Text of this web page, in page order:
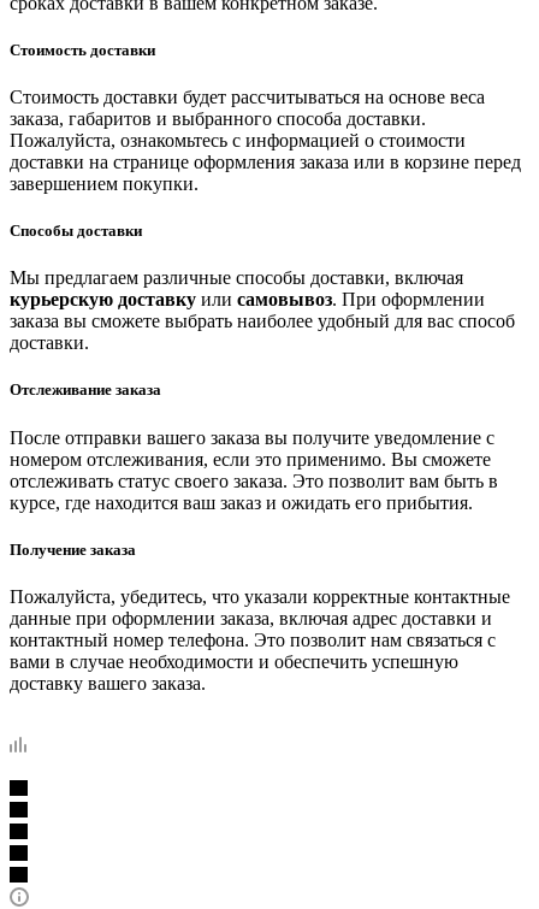
Стоимость доставки
Стоимость доставки будет рассчитываться на основе веса
заказа, габаритов и выбранного способа доставки.
Пожалуйста, ознакомьтесь с информацией о стоимости
доставки на странице оформления заказа или в корзине перед
завершением покупки.
Способы доставки
Мы предлагаем различные способы доставки, включая
курьерскую доставку или самовывоз. При оформлении
заказа вы сможете выбрать наиболее удобный для вас способ
доставки.
Отслеживание заказа
После отправки вашего заказа вы получите уведомление с
номером отслеживания, если это применимо. Вы сможете
отслеживать статус своего заказа. Это позволит вам быть в
курсе, где находится ваш заказ и ожидать его прибытия.
Получение заказа
Пожалуйста, убедитесь, что указали корректные контактные
данные при оформлении заказа, включая адрес доставки и
контактный номер телефона. Это позволит нам связаться с
вами в случае необходимости и обеспечить успешную
доставку вашего заказа.